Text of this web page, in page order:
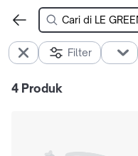
Filter
4 Produk